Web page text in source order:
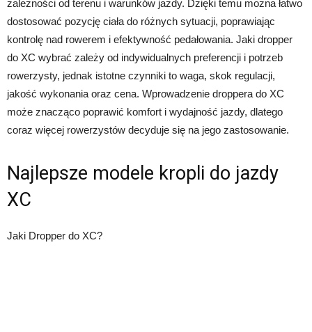
zależności od terenu i warunków jazdy. Dzięki temu można łatwo
dostosować pozycję ciała do różnych sytuacji, poprawiając
kontrolę nad rowerem i efektywność pedałowania. Jaki dropper
do XC wybrać zależy od indywidualnych preferencji i potrzeb
rowerzysty, jednak istotne czynniki to waga, skok regulacji,
jakość wykonania oraz cena. Wprowadzenie droppera do XC
może znacząco poprawić komfort i wydajność jazdy, dlatego
coraz więcej rowerzystów decyduje się na jego zastosowanie.
Najlepsze modele kropli do jazdy
XC
Jaki Dropper do XC?